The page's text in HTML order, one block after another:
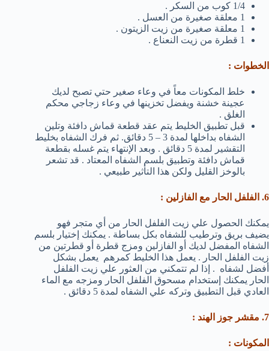
1/4 كوب من السكر .
1 معلقة صغيرة من العسل .
1 معلقة صغيرة من زيت الزيتون .
1 قطرة من زيت النعناع .
الخطوات :
خلط المكونات معاً في وعاء صغير حتي تصبح لديك
عجينة خشنة ويفضل تخزينها في وعاء زجاجي محكم
الغلق .
قبل تطبيق الخليط يتم عقد قطعة قماش دافئة وتلين
الشفاه بداخلها لمدة 3 – 5 دقائق. ثم فرك الشفاه بخليط
التقشير لمدة 5 دقائق . وبعد الإنتهاء يتم غسله بقطعة
قماش دافئة وتطبيق بلسم الشفاه المعتاد . قد تشعر
بالوخز القليل ولكن هذا التأثير طبيعي .
6. الفلفل الحار مع الفازلين :
يمكنك الحصول علي زيت الفلفل الحار من أي متجر فهو
يضيف بريق وترطيب للشفاه بكل بساطة . يمكنك إختيار بلسم
الشفاه المفضل لديك أو الفازلين ومزج قطرة أو قطرتين من
زيت الفلفل الحار . يعمل هذا الخليط كمرهم يعمل بشكل
أفضل لشفاه . إذا لم تتمكني من العثور علي زيت الفلفل
الحار يمكنك إستخدام مسحوق الفلفل الحار ومزجه مع الماء
العادي قبل التطبيق وتركه علي الشفاه لمدة 5 دقائق .
7. مقشر جوز الهند :
المكونات :